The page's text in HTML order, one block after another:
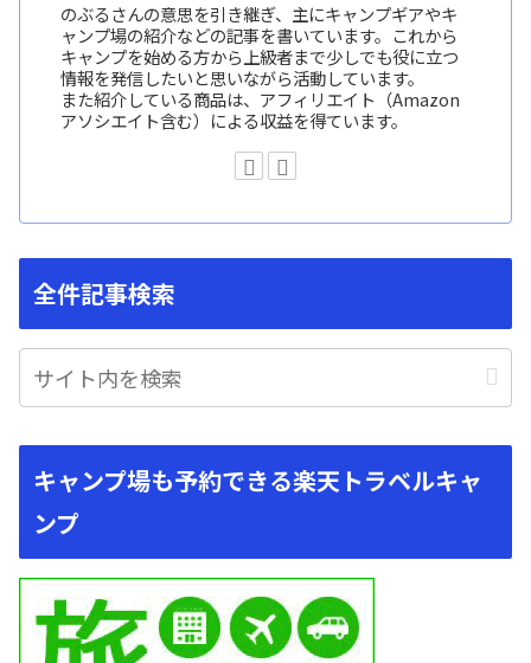
のぶるさんの意思を引き継ぎ、主にキャンプギアやキ
ャンプ場の紹介などの記事を書いています。これから
キャンプを始める方から上級者まで少しでも役に立つ
情報を発信したいと思いながら活動しています。
また紹介している商品は、アフィリエイト（Amazon
アソシエイト含む）による収益を得ています。
全件記事検索
キャンプ場も予約できる楽天トラベルキャ
ンプ